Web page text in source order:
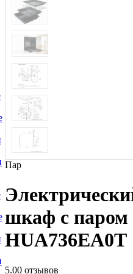
Пар
шкаф с паром
HUA736EA0T
5.00 отзывов